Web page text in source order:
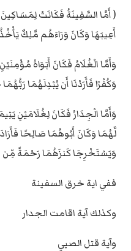
( أَمَّا السَّفِينَةُ فَكَانَتْ
أَعِيبَهَا وَكَانَ وَرَاءَهُم مَّلِكٌ
وَأَمَّا الْغُلَامُ فَكَانَ أَبَوَاهُ
وَكُفْرًا فَأَرَدْنَا أَن يُبْدِلَهُمَا
وَأَمَّا الْجِدَارُ فَكَانَ لِغُلَامَيْنِ
لَّهُمَا وَكَانَ أَبُوهُمَا صَالِحًا
وَيَسْتَخْرِجَا كَنزَهُمَا رَحْمَةً مِّن
ففي اية خرق السفينة
وكذلك آية اقامت الجدار
وآية قتل الصبي